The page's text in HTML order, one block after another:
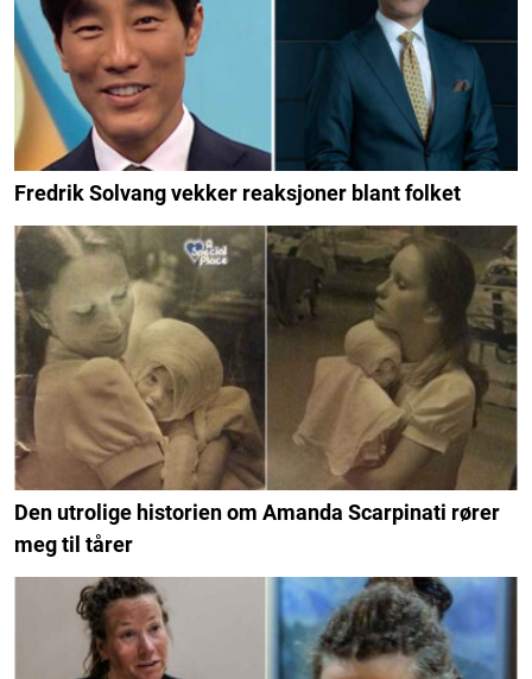
Fredrik Solvang vekker reaksjoner blant folket
Den utrolige historien om Amanda Scarpinati rører
meg til tårer